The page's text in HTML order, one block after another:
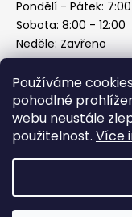
Používáme
pohodlné
webu neustále
použitelnost. Více
Pondělí - Pátek:
Sobota: 8:00 - 12:00
Neděle: Zavřeno
Instagram